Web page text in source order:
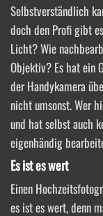
Selbstverständlich
doch den Profi gibt
Licht? Wie
Objektiv? Es hat ein
der Handykamera
nicht umsonst. Wer
und hat selbst auch
eigenhändig
Es ist es wert
Einen
es ist es wert, denn